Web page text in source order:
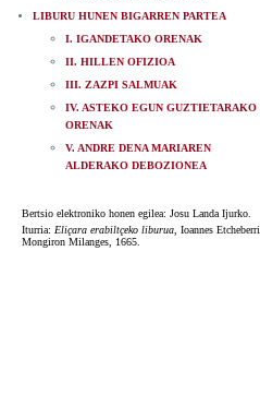
LIBURU HUNEN BIGARREN PARTEA
I. IGANDETAKO ORENAK
II. HILLEN OFIZIOA
III. ZAZPI SALMUAK
IV. ASTEKO EGUN GUZTIETARAKO
ORENAK
V. ANDRE DENA MARIAREN
ALDERAKO DEBOZIONEA
Bertsio elektroniko honen egilea: Josu Landa Ijurko.
Iturria: Eliçara erabiltçeko liburua , Ioannes Etcheberri.
Mongiron Milanges, 1665.